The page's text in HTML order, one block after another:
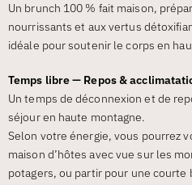
Un brunch 100 % fait maison,
nourrissants et aux vertus
idéale pour soutenir le corps en
Temps libre — Repos &
Un temps de déconnexion et de
séjour en haute montagne.
Selon votre énergie, vous pourrez
maison d’hôtes avec vue sur les
potagers, ou partir pour une courte